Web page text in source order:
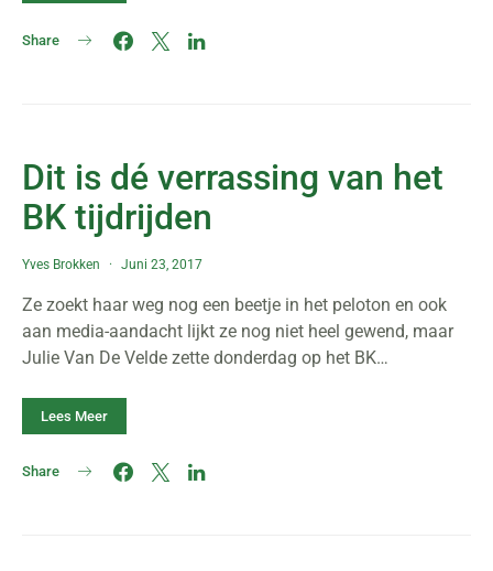
Share
Dit is dé verrassing van het
BK tijdrijden
Yves Brokken Juni 23, 2017
Ze zoekt haar weg nog een beetje in het peloton en ook
aan media-aandacht lijkt ze nog niet heel gewend, maar
Julie Van De Velde zette donderdag op het BK…
Lees Meer
Share